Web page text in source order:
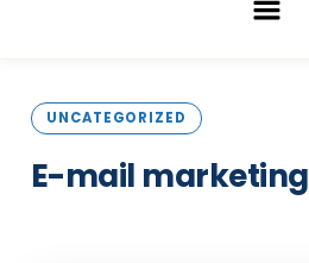
UNCATEGORIZED
E-mail marketing